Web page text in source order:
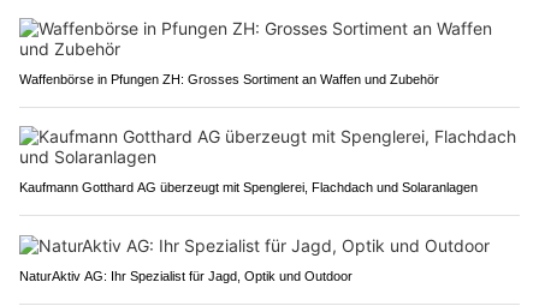
Waffenbörse in Pfungen ZH: Grosses Sortiment an Waffen und Zubehör
Kaufmann Gotthard AG überzeugt mit Spenglerei, Flachdach und Solaranlagen
NaturAktiv AG: Ihr Spezialist für Jagd, Optik und Outdoor